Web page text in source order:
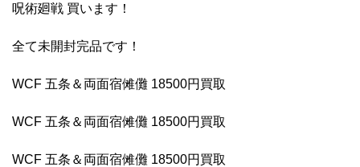
呪術廻戦 買います！
全て未開封完品です！
WCF 五条＆両面宿傩儺 18500円買取
WCF 五条＆両面宿傩儺 18500円買取
WCF 五条＆両面宿傩儺 18500円買取